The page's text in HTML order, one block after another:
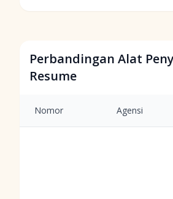
Perbandingan Alat
Resume
Nomor Agensi